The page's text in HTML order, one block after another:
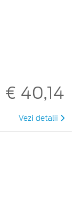
€ 40,14
Vezi detalii